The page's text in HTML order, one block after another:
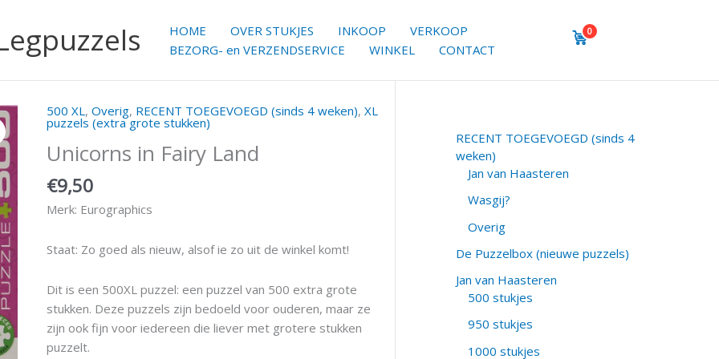
HOME OVER STUKJES INKOOP
VERKOOP
BEZORG- en VERZENDSERVICE
WINKEL CONTACT
0
500 XL, Overig, RECENT TOEGEVOEGD (sinds 4 weken), XL
puzzels (extra grote stukken)
Unicorns in Fairy Land
€9,50
Merk: Eurographics
Staat: Zo goed als nieuw, alsof ie zo uit de winkel komt!
Dit is een 500XL puzzel: een puzzel van 500 extra grote
stukken. Deze puzzels zijn bedoeld voor ouderen, maar ze
zijn ook fijn voor iedereen die liever met grotere stukken
puzzelt.
RECENT TOEGEVOEGD (sinds 4
weken)
Jan van Haasteren
Wasgij?
Overig
De Puzzelbox (nieuwe puzzels)
Jan van Haasteren
500 stukjes
950 stukjes
1000 stukjes